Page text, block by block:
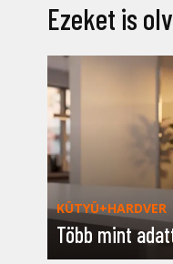
Ezeket is
KÜTYÜ+HARDVER
Több mint